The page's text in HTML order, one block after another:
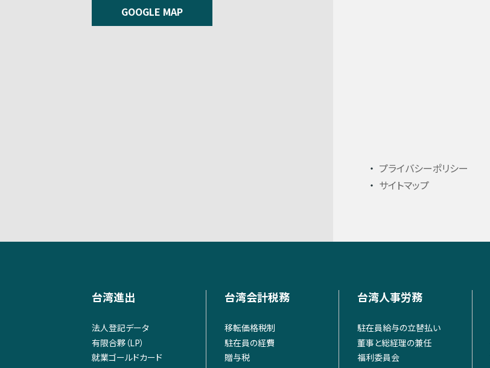
GOOGLE MAP
プライバシーポリシー
サイトマップ
台湾進出
法人登記データ
有限合夥（LP）
就業ゴールドカード
台湾会計税務
移転価格税制
駐在員の経費
贈与税
台湾人事労務
駐在員給与の立替払い
董事と総経理の兼任
福利委員会